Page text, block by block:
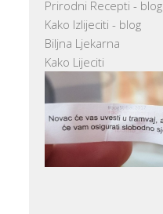
Prirodni Recepti - blog
Kako Izlijeciti - blog
Biljna Ljekarna
Kako Lijeciti